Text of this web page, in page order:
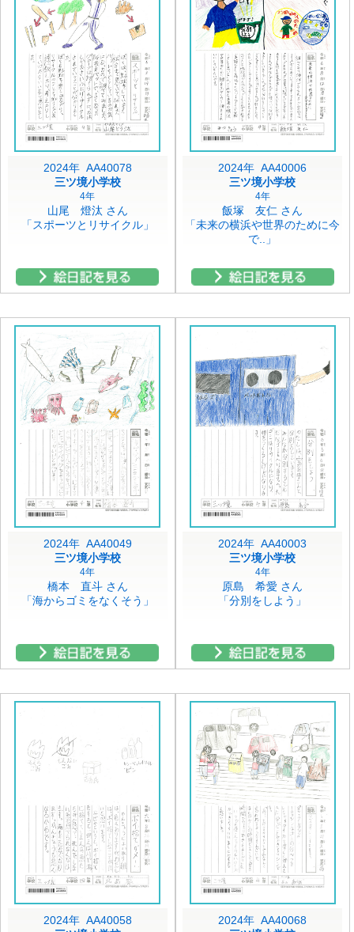
2024年 AA40078
三ツ境小学校
4年
山尾 燈汰 さん
「スポーツとリサイクル」
2024年 AA40006
三ツ境小学校
4年
飯塚 友仁 さん
「未来の横浜や世界のために今
で..」
2024年 AA40049
三ツ境小学校
4年
橋本 直斗 さん
「海からゴミをなくそう」
2024年 AA40003
三ツ境小学校
4年
原島 希愛 さん
「分別をしよう」
2024年 AA40058
2024年 AA40068